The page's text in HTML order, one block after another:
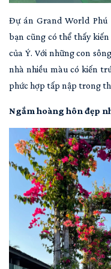
Đự án Grand World Phú
bạn cũng có thể thấy
của Ý. Với những con
nhà nhiều màu có kiến
phức hợp tấp nập trong
Ngắm hoàng hôn đẹp